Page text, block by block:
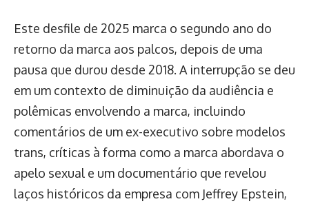
Este desfile de 2025 marca o segundo ano do
retorno da marca aos palcos, depois de uma
pausa que durou desde 2018. A interrupção se deu
em um contexto de diminuição da audiência e
polêmicas envolvendo a marca, incluindo
comentários de um ex-executivo sobre modelos
trans, críticas à forma como a marca abordava o
apelo sexual e um documentário que revelou
laços históricos da empresa com Jeffrey Epstein,